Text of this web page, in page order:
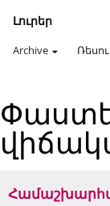
Լուրեր
Archive